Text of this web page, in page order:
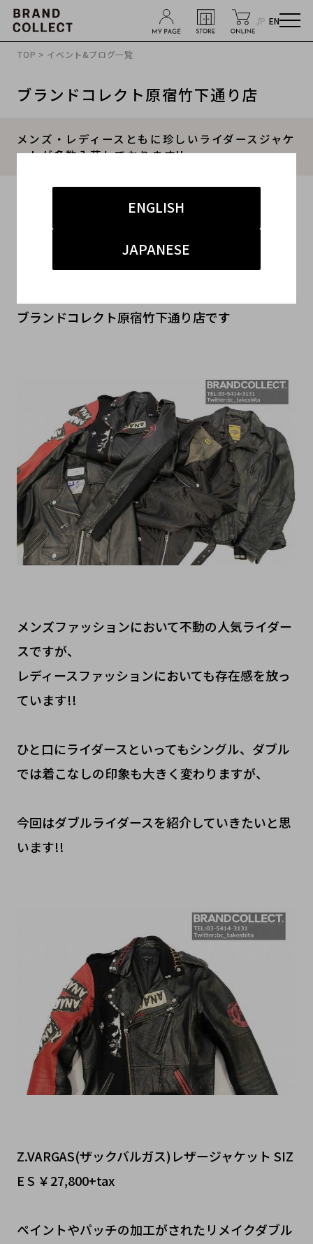
JP EN
ENGLISH
JAPANESE
TOP > イベント&ブログ一覧
ブランドコレクト原宿竹下通り店
メンズ・レディースともに珍しいライダースジャケ
ットが多数入荷しております!!
#レディース
ブランドコレクト原宿竹下通り店です
メンズファッションにおいて不動の人気ライダー
スですが、
レディースファッションにおいても存在感を放っ
ています!!
ひと口にライダースといってもシングル、ダブル
では着こなしの印象も大きく変わりますが、
今回はダブルライダースを紹介していきたいと思
います!!
Z.VARGAS(ザックバルガス)レザージャケット SIZ
E S ￥27,800+tax
ペイントやパッチの加工がされたリメイクダブル